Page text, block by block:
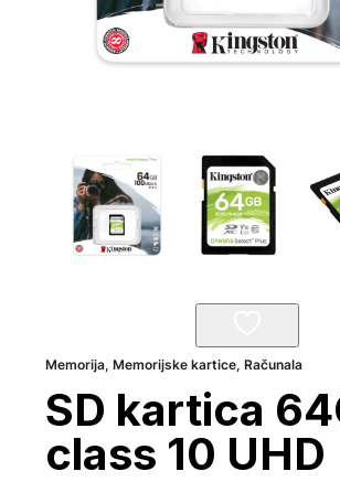
Memorija,Memorijske kartice,Računala
SD kartica
class 10 UHD